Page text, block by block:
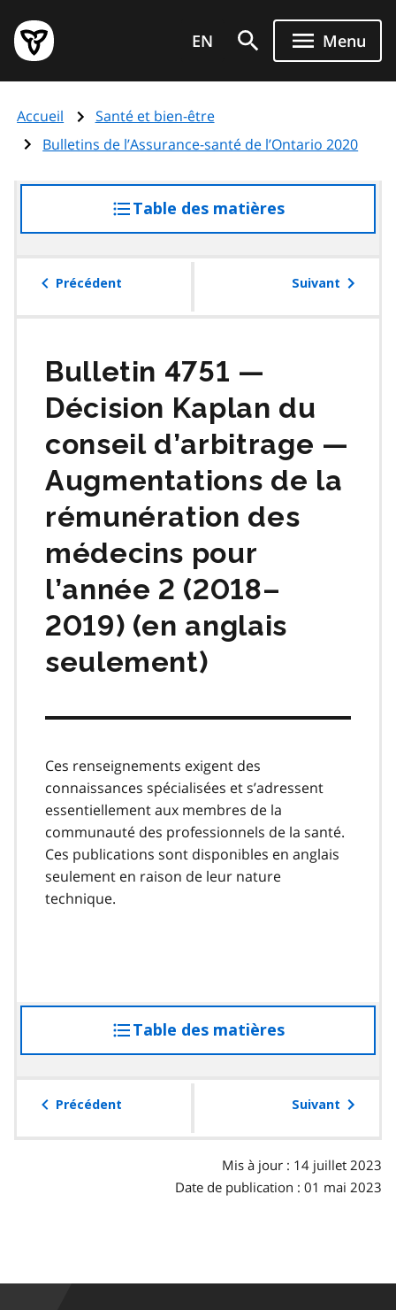
au
contenu
principal
Page
d'accueil
de
l'Ontario
EN Menu
Accueil
Santé et bien-être
Bulletins de l’Assurance-santé de l’Ontario 2020
Table des matières
à
table
Précédent Suivant
Bulletin 4751 —
Décision Kaplan du
conseil d’arbitrage —
Augmentations de la
rémunération des
médecins pour
l’année 2 (2018–
2019) (en anglais
seulement)
Ces renseignements exigent des
connaissances spécialisées et s’adressent
essentiellement aux membres de la
communauté des professionnels de la santé.
Ces publications sont disponibles en anglais
seulement en raison de leur nature
technique.
Table des matières
à
table
Précédent Suivant
Mis à jour : 14 juillet 2023
Date de publication : 01 mai 2023